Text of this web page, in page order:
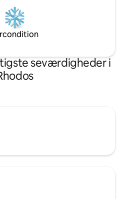
seværdigheder i